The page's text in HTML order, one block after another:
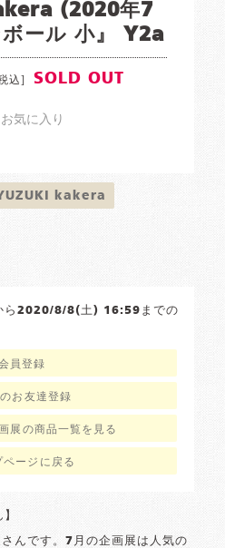
(2020年7
ール 小』 Y2a
込] SOLD OUT
お気に入り
kakera
2020/8/8(土) 16:59までの
員登録
お友達登録
展の商品一覧を見る
ページに戻る
んです。7月の企画展は人気の